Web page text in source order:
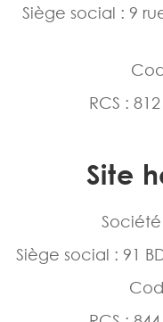
Siège social : 9
RCS :
Site
Siège social : 91